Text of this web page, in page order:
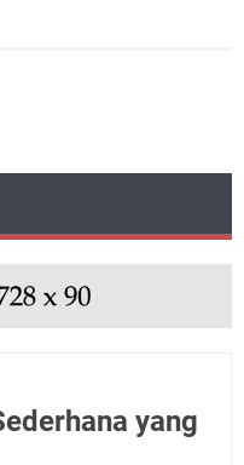
yang